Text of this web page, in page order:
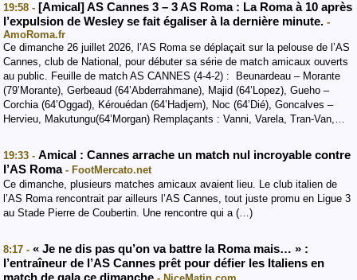
19:58 - [Amical] AS Cannes 3 – 3 AS Roma : La Roma à 10 après
l’expulsion de Wesley se fait égaliser à la dernière minute. -
AmoRoma.fr
Ce dimanche 26 juillet 2026, l’AS Roma se déplaçait sur la pelouse de l’AS
Cannes, club de National, pour débuter sa série de match amicaux ouverts
au public. Feuille de match AS CANNES (4-4-2) : Beunardeau – Morante
(79’Morante), Gerbeaud (64’Abderrahmane), Majid (64’Lopez), Gueho –
Corchia (64’Oggad), Kérouédan (64’Hadjem), Noc (64’Dié), Goncalves –
Hervieu, Makutungu(64’Morgan) Remplaçants : Vanni, Varela, Tran-Van,…
19:33 - Amical : Cannes arrache un match nul incroyable contre
l’AS Roma - FootMercato.net
Ce dimanche, plusieurs matches amicaux avaient lieu. Le club italien de
l’AS Roma rencontrait par ailleurs l’AS Cannes, tout juste promu en Ligue 3
au Stade Pierre de Coubertin. Une rencontre qui a (…)
8:17 - « Je ne dis pas qu’on va battre la Roma mais… » :
l’entraîneur de l’AS Cannes prêt pour défier les Italiens en